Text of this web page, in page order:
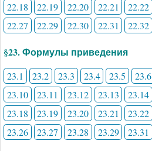
22.18
22.19 22.20 22.21 22.22
22.27
22.29 22.30 22.31 22.32
§23. Формулы приведения
23.1 23.2 23.3 23.4 23.5 23.6
23.10
23.11 23.12 23.13 23.14
23.18
23.19 23.20 23.21 23.22
23.26
23.27 23.28 23.29 23.31